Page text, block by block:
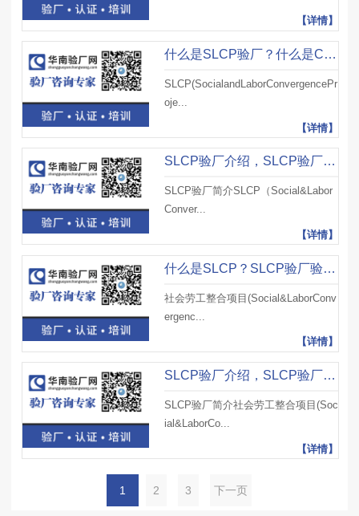
【详情】
什么是SLCP验厂？什么是CAF?如何使用CAF？
SLCP(SocialandLaborConvergencePr
oje...
【详情】
SLCP验厂介绍，SLCP验厂整合评估框架(CAF)及SLCP验厂流程
SLCP验厂简介SLCP（Social&Labor
Conver...
【详情】
什么是SLCP？SLCP验厂验什么？为什么SLCP对您的企业非常重要？
社会劳工整合项目(Social&LaborConv
ergenc...
【详情】
SLCP验厂介绍，SLCP验厂框架标准、核心标准及注意事项
SLCP验厂简介社会劳工整合项目(Soc
ial&LaborCo...
【详情】
1 2 3 下一页